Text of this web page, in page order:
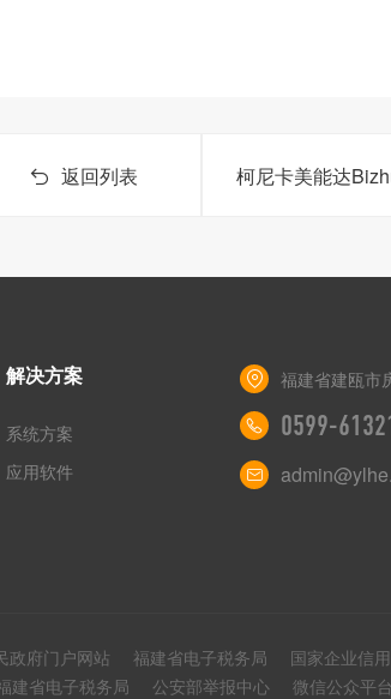
返回列表 柯尼卡美能达
解决方案
系统方案
应用软件
福建省建瓯市
0599-
政府门户网站 福建省电子税务局 国家企业信
建省电子税务局 公安部举报中心 微信公众平台